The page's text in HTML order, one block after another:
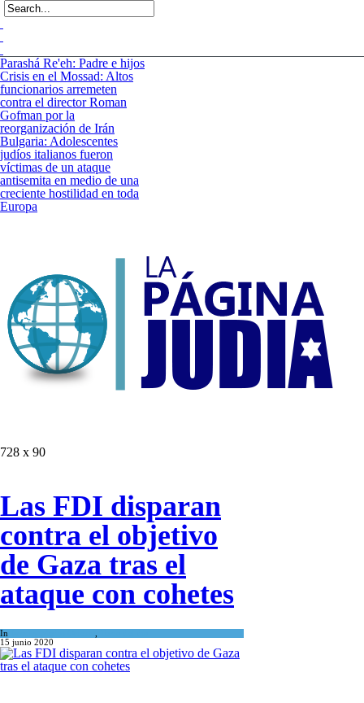
Parashá Re'eh: Padre e hijos
Crisis en el Mossad: Altos
funcionarios arremeten
contra el director Roman
Gofman por la
reorganización de Irán
Bulgaria: Adolescentes
judíos italianos fueron
víctimas de un ataque
antisemita en medio de una
creciente hostilidad en toda
Europa
728 x 90
Las FDI disparan
contra el objetivo
de Gaza tras el
ataque con cohetes
In
15 junio 2020